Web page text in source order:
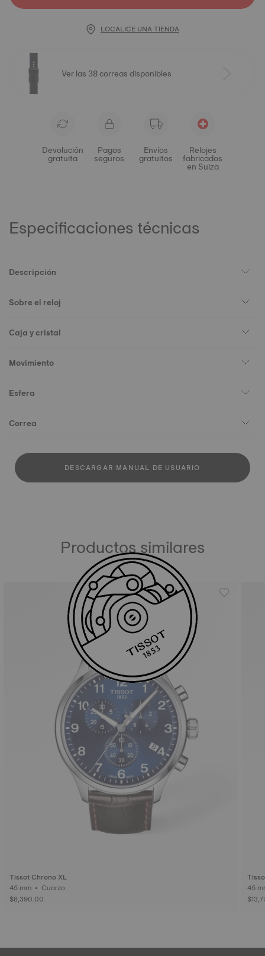
LOCALICE UNA TIENDA
Ver las 38 correas disponibles
Devolución
gratuita
Pagos
seguros
Envíos
gratuitos
Relojes
fabricados
en Suiza
Especificaciones técnicas
Descripción
Sobre el reloj
Caja y cristal
Movimiento
Esfera
Correa
DESCARGAR MANUAL DE USUARIO
Productos similares
Tissot Chrono XL
45 mm • Cuarzo
$8,390.00